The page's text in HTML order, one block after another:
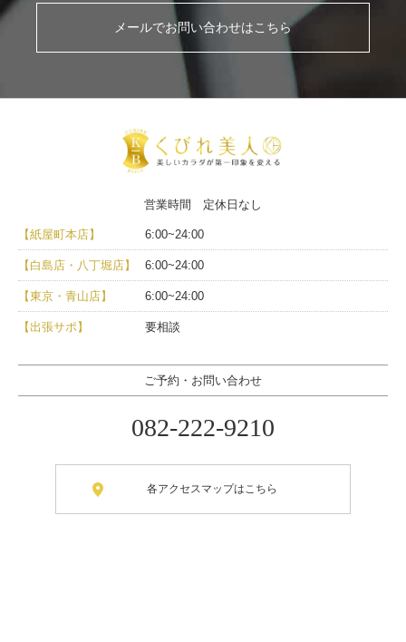
メールでお問い合わせはこちら
営業時間 定休日なし
【紙屋町本店】 6:00~24:00
【白島店・八丁堀店】 6:00~24:00
【東京・青山店】 6:00~24:00
【出張サポ】 要相談
ご予約・お問い合わせ
082-222-9210
各アクセスマップはこちら